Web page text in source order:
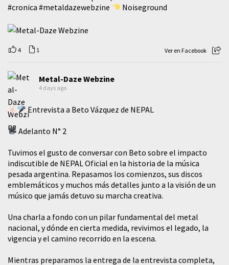
#cronica #metaldazewebzine Noiseground
4 1 Ver en Facebook
Metal-Daze Webzine
4 days ago
Entrevista a Beto Vázquez de NEPAL
Adelanto N° 2
Tuvimos el gusto de conversar con Beto sobre el impacto
indiscutible de NEPAL Oficial en la historia de la música
pesada argentina. Repasamos los comienzos, sus discos
emblemáticos y muchos más detalles junto a la visión de un
músico que jamás detuvo su marcha creativa.
​Una charla a fondo con un pilar fundamental del metal
nacional, y dónde en cierta medida, revivimos el legado, la
vigencia y el camino recorrido en la escena.
Mientras preparamos la entrega de la entrevista completa,